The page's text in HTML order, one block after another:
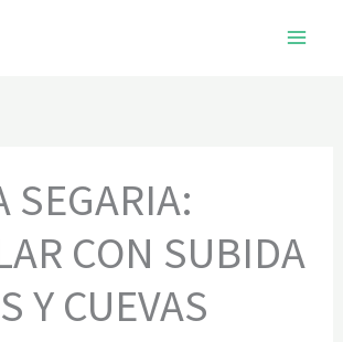
SEGARIA:
CON SUBIDA
Y CUEVAS